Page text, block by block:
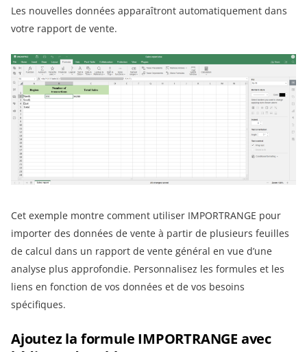
Les nouvelles données apparaîtront automatiquement dans
votre rapport de vente.
Cet exemple montre comment utiliser IMPORTRANGE pour
importer des données de vente à partir de plusieurs feuilles
de calcul dans un rapport de vente général en vue d’une
analyse plus approfondie. Personnalisez les formules et les
liens en fonction de vos données et de vos besoins
spécifiques.
Ajoutez la formule IMPORTRANGE avec